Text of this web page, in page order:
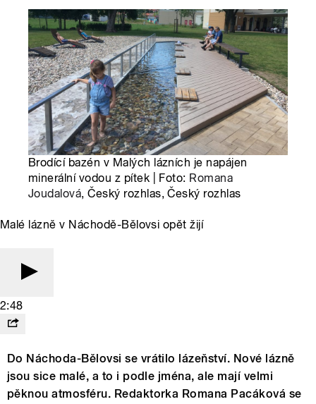
Brodící bazén v Malých lázních je napájen
minerální vodou z pítek | Foto: Romana
Joudalová, Český rozhlas, Český rozhlas
Malé lázně v Náchodě-Bělovsi opět žijí
2:48
Do Náchoda-Bělovsi se vrátilo lázeňství. Nové lázně
jsou sice malé, a to i podle jména, ale mají velmi
pěknou atmosféru. Redaktorka Romana Pacáková se